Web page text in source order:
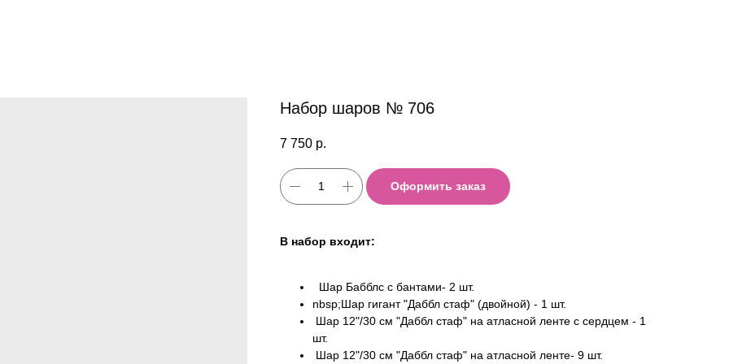
Набор шаров № 706
7 750 р.
Оформить заказ
В набор входит:
Шар Бабблс с бантами- 2 шт.
nbsp;Шар гигант "Даббл стаф" (двойной) - 1 шт.
Шар 12"/30 см "Даббл стаф" на атласной ленте с сердцем - 1
шт.
Шар 12"/30 см "Даббл стаф" на атласной ленте- 9 шт.